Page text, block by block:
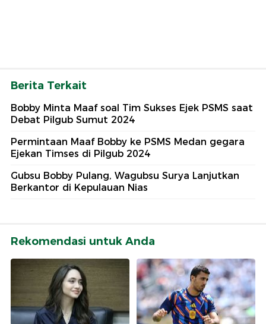
Berita Terkait
Bobby Minta Maaf soal Tim Sukses Ejek PSMS saat
Debat Pilgub Sumut 2024
Permintaan Maaf Bobby ke PSMS Medan gegara
Ejekan Timses di Pilgub 2024
Gubsu Bobby Pulang, Wagubsu Surya Lanjutkan
Berkantor di Kepulauan Nias
Rekomendasi untuk Anda